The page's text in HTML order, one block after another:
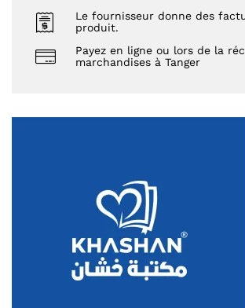
Le fournisseur donne des
produit.
Payez en ligne ou lors de la
marchandises à Tanger